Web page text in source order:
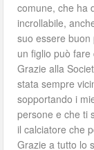
comune, che ha
incrollabile,
suo essere
un figlio può
Grazie alla
stata sempre
sopportando i
persone e che ti
il calciatore che
Grazie a tutto lo